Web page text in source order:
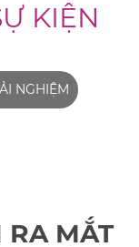
KIỆN
NGHIỆM
RA MẮT